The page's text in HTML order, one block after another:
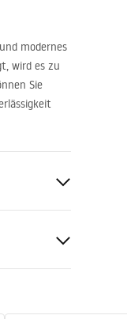
modernes
wird es zu
Sie